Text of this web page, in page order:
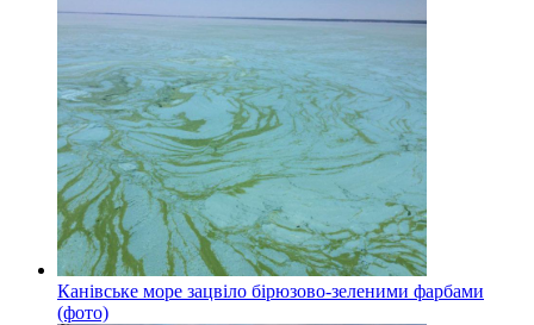
Канівське море зацвіло бірюзово-зеленими фарбами
(фото)